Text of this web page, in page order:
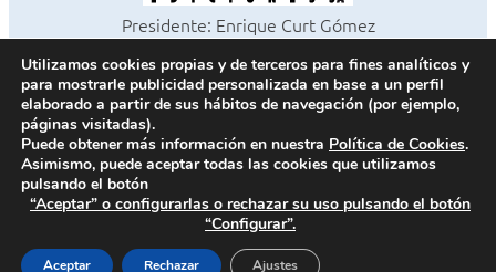
Presidente: Enrique Curt Gómez
©2026 Revista Cocinas y Baños
Todos los derechos reservados
Paseo de Gracia, 63. 1º 2ª. 08008 Barcelona -
Fax 933 183 505
Política de cookies
Política de privacidad
Utilizamos cookies propias y de terceros para fines analíticos y
para mostrarle publicidad personalizada en base a un perfil
elaborado a partir de sus hábitos de navegación (por ejemplo,
páginas visitadas).
Puede obtener más información en nuestra Política de Cookies.
Asimismo, puede aceptar todas las cookies que utilizamos
pulsando el botón
“Aceptar” o configurarlas o rechazar su uso pulsando el botón
“Configurar”.
Aceptar Rechazar Ajustes